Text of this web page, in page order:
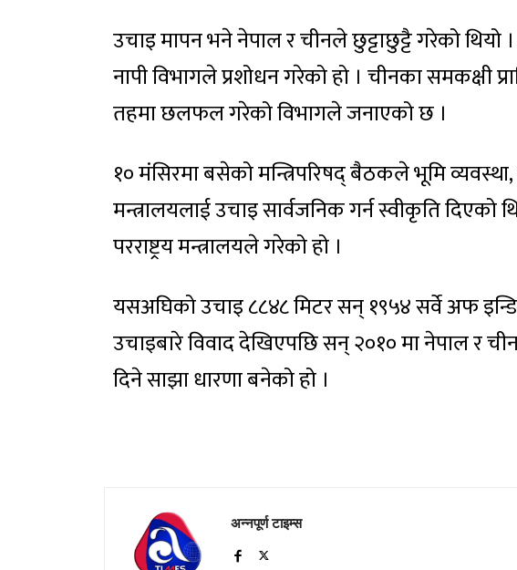
उचाइ मापन भने नेपाल र चीनले छुट्टाछुट्टै गरेको थियो
नापी विभागले प्रशोधन गरेको हो । चीनका समकक्षी
तहमा छलफल गरेको विभागले जनाएको छ ।
१० मंसिरमा बसेको मन्त्रिपरिषद् बैठकले भूमि
मन्त्रालयलाई उचाइ सार्वजनिक गर्न स्वीकृति
परराष्ट्रय मन्त्रालयले गरेको हो ।
यसअघिको उचाइ ८८४८ मिटर सन् १९५४ सर्वे अफ
उचाइबारे विवाद देखिएपछि सन् २०१० मा नेपाल र
दिने साझा धारणा बनेको हो ।
अन्नपूर्ण टाइम्स